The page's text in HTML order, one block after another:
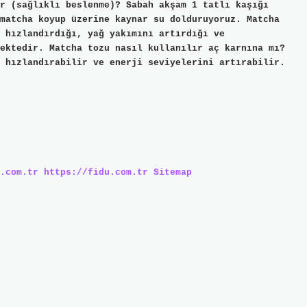
beslenme)? Sabah akşam 1 tatlı kaşığı
koyup üzerine kaynar su dolduruyoruz. Matcha
hızlandırdığı, yağ yakımını artırdığı ve
Matcha tozu nasıl kullanılır aç karnına mı?
hızlandırabilir ve enerji seviyelerini artırabilir.
https://fidu.com.tr Sitemap